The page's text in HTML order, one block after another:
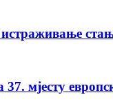
мјесту